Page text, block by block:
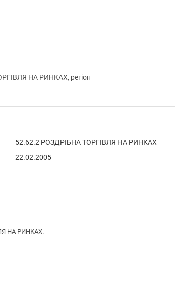
НА РИНКАХ, регіон
52.62.2 РОЗДРІБНА ТОРГІВЛЯ НА РИНКАХ
22.02.2005
НА РИНКАХ.